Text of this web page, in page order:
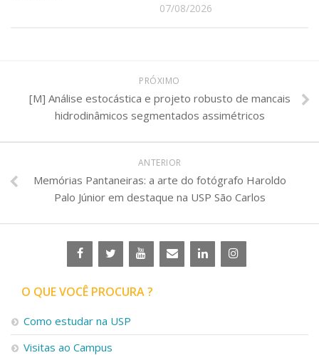
07/08/2026
PRÓXIMO
[M] Análise estocástica e projeto robusto de mancais
hidrodinâmicos segmentados assimétricos
ANTERIOR
Memórias Pantaneiras: a arte do fotógrafo Haroldo
Palo Júnior em destaque na USP São Carlos
O QUE VOCÊ PROCURA ?
Como estudar na USP
Visitas ao Campus